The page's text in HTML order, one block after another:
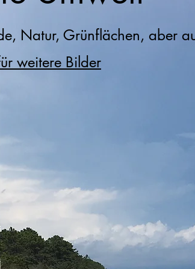
Natur, Grünflächen, aber
weitere Bilder